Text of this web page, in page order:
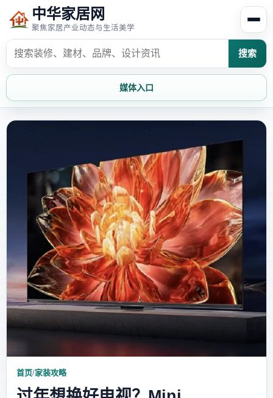
中华家居网
聚焦家居产业动态与生活美学
搜索
媒体入口
家居资讯
家居欣赏
时尚饰家 装修设计
家具知识 家居文化
家装攻略 创意家居
首页/家装攻略